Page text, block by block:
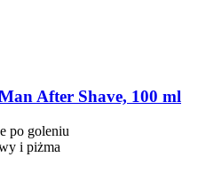
After Shave, 100 ml
po goleniu
i piżma